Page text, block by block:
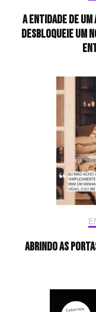
A entidade de
desbloqueie um
Abrindo as